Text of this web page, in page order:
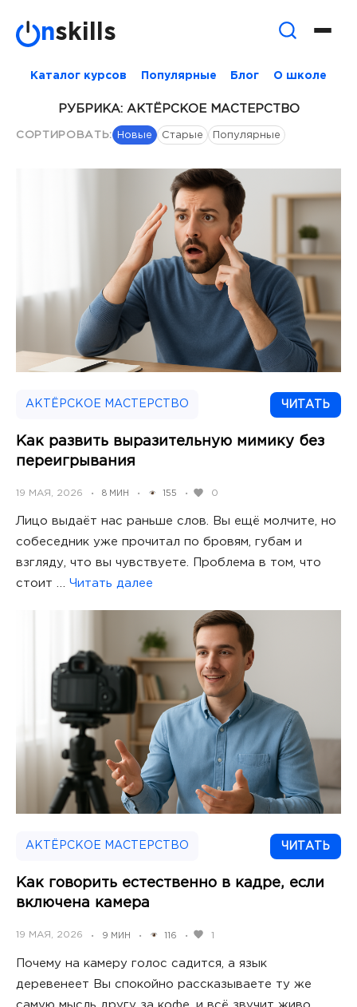
nskills
Каталог курсов Популярные Блог О школе
РУБРИКА: АКТЁРСКОЕ МАСТЕРСТВО
СОРТИРОВАТЬ: Новые Старые Популярные
АКТЁРСКОЕ МАСТЕРСТВО ЧИТАТЬ
Как развить выразительную мимику без
переигрывания
POSTED
19 МАЯ, 2026 • 8 МИН • 155 • 0
Лицо выдаёт нас раньше слов. Вы ещё молчите, но
собеседник уже прочитал по бровям, губам и
взгляду, что вы чувствуете. Проблема в том, что
стоит … Читать далее
АКТЁРСКОЕ МАСТЕРСТВО ЧИТАТЬ
Как говорить естественно в кадре, если
включена камера
POSTED
19 МАЯ, 2026 • 9 МИН • 116 • 1
Почему на камеру голос садится, а язык
деревенеет Вы спокойно рассказываете ту же
самую мысль другу за кофе, и всё звучит живо.